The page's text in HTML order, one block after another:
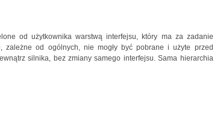
od użytkownika warstwą interfejsu, który ma za zadanie
zależne od ogólnych, nie mogły być pobrane i użyte przed
silnika, bez zmiany samego interfejsu. Sama hierarchia